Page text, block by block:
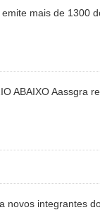
mais de 1300
ABAIXO Aassgra
novos integrantes